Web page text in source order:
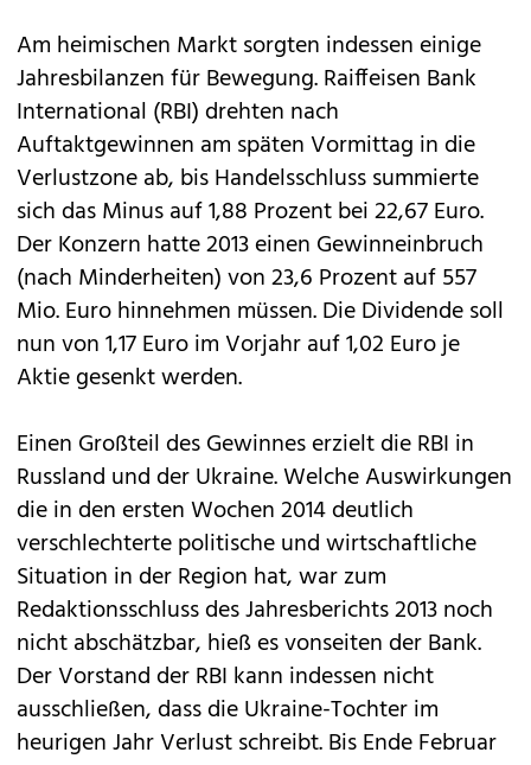
Am heimischen Markt sorgten indessen einige
Jahresbilanzen für Bewegung. Raiffeisen Bank
International (RBI) drehten nach
Auftaktgewinnen am späten Vormittag in die
Verlustzone ab, bis Handelsschluss summierte
sich das Minus auf 1,88 Prozent bei 22,67 Euro.
Der Konzern hatte 2013 einen Gewinneinbruch
(nach Minderheiten) von 23,6 Prozent auf 557
Mio. Euro hinnehmen müssen. Die Dividende soll
nun von 1,17 Euro im Vorjahr auf 1,02 Euro je
Aktie gesenkt werden.
Einen Großteil des Gewinnes erzielt die RBI in
Russland und der Ukraine. Welche Auswirkungen
die in den ersten Wochen 2014 deutlich
verschlechterte politische und wirtschaftliche
Situation in der Region hat, war zum
Redaktionsschluss des Jahresberichts 2013 noch
nicht abschätzbar, hieß es vonseiten der Bank.
Der Vorstand der RBI kann indessen nicht
ausschließen, dass die Ukraine-Tochter im
heurigen Jahr Verlust schreibt. Bis Ende Februar